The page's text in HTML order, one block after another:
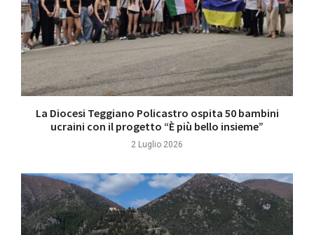
La Diocesi Teggiano Policastro ospita 50 bambini
ucraini con il progetto “È più bello insieme”
2 Luglio 2026